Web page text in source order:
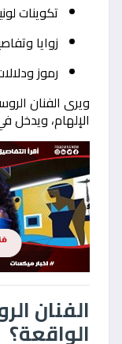
تكوينات
زوايا
رموز
ويرى الفنان
الإلهام، ويدخل
الفنان
الواقعة؟